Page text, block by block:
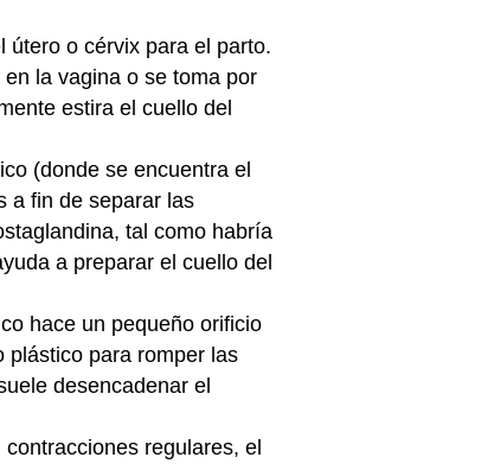
útero o cérvix para el parto.
la vagina o se toma por
estira el cuello del
(donde se encuentra el
a fin de separar las
tal como habría
a preparar el cuello del
hace un pequeño orificio
plástico para romper las
desencadenar el
regulares, el